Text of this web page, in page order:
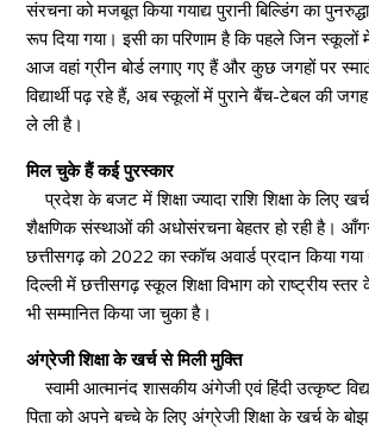
संरचना को मजबूत किया गयाद्य पुरानी बिल्डिंग का
रूप दिया गया। इसी का परिणाम है कि पहले जिन स्कूलों
आज वहां ग्रीन बोर्ड लगाए गए हैं और कुछ जगहों पर
विद्यार्थी पढ़ रहे हैं, अब स्कूलों में पुराने बैंच-टेबल की
ले ली है।
मिल चुके हैं कई पुरस्कार
प्रदेश के बजट में शिक्षा ज्यादा राशि शिक्षा के लिए
शैक्षणिक संस्थाओं की अधोसंरचना बेहतर हो रही है।
छत्तीसगढ़ को 2022 का स्कॉच अवार्ड प्रदान किया
दिल्ली में छत्तीसगढ़ स्कूल शिक्षा विभाग को राष्ट्रीय
भी सम्मानित किया जा चुका है।
अंग्रेजी शिक्षा के खर्च से मिली मुक्ति
स्वामी आत्मानंद शासकीय अंगेजी एवं हिंदी उत्कृष्ट
पिता को अपने बच्चे के लिए अंग्रेजी शिक्षा के खर्च के